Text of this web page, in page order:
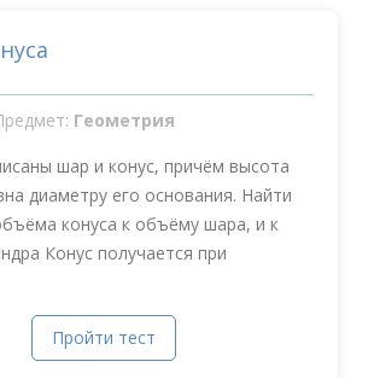
Геометрия
шар и конус, причём высота
диаметру его основания. Найти
конуса к объёму шара, и к
Конус получается при
Пройти тест